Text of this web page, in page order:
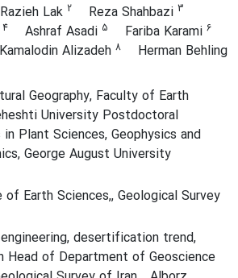
Razieh Lak 2 Reza Shahbazi 3
4 Ashraf Asadi 5 Fariba Karami 6
Kamalodin Alizadeh 8 Herman Behling
Geography, Faculty of Earth
University Postdoctoral
Plant Sciences, Geophysics and
George August University
Earth Sciences,, Geological Survey
desertification trend,
Head of Department of Geoscience